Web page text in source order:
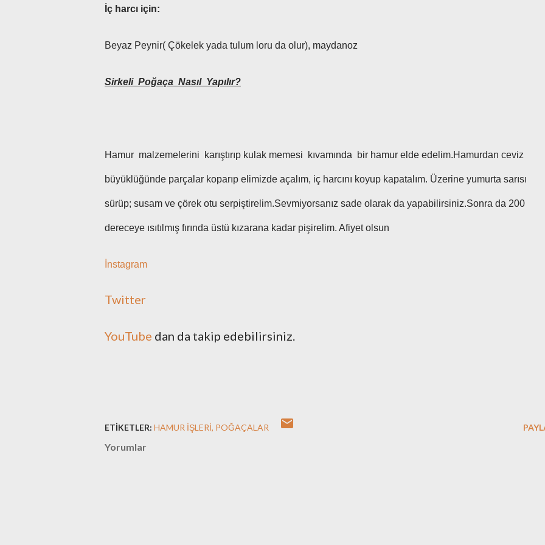
İç harcı için:
Beyaz Peynir( Çökelek yada tulum loru da olur), maydanoz
Sirkeli Poğaça Nasıl Yapılır?
Hamur malzemelerini karıştırıp kulak memesi kıvamında bir hamur elde edelim.Hamurdan ceviz
büyüklüğünde parçalar koparıp elimizde açalım, iç harcını koyup kapatalım. Üzerine yumurta sarısı
sürüp; susam ve çörek otu serpiştirelim.Sevmiyorsanız sade olarak da yapabilirsiniz.Sonra da 200
dereceye ısıtılmış fırında üstü kızarana kadar pişirelim. Afiyet olsun
İnstagram
Twitter
YouTube dan da takip edebilirsiniz.
ETIKETLER: HAMUR İŞLERI POĞAÇALAR
Yorumlar